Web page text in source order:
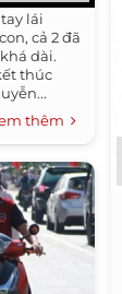
lái
cả 2 đã
dài.
thúc
thêm